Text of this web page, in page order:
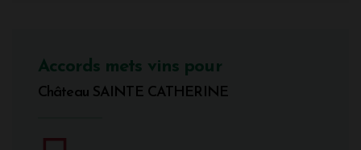
Accords mets vins pour
Château SAINTE CATHERINE